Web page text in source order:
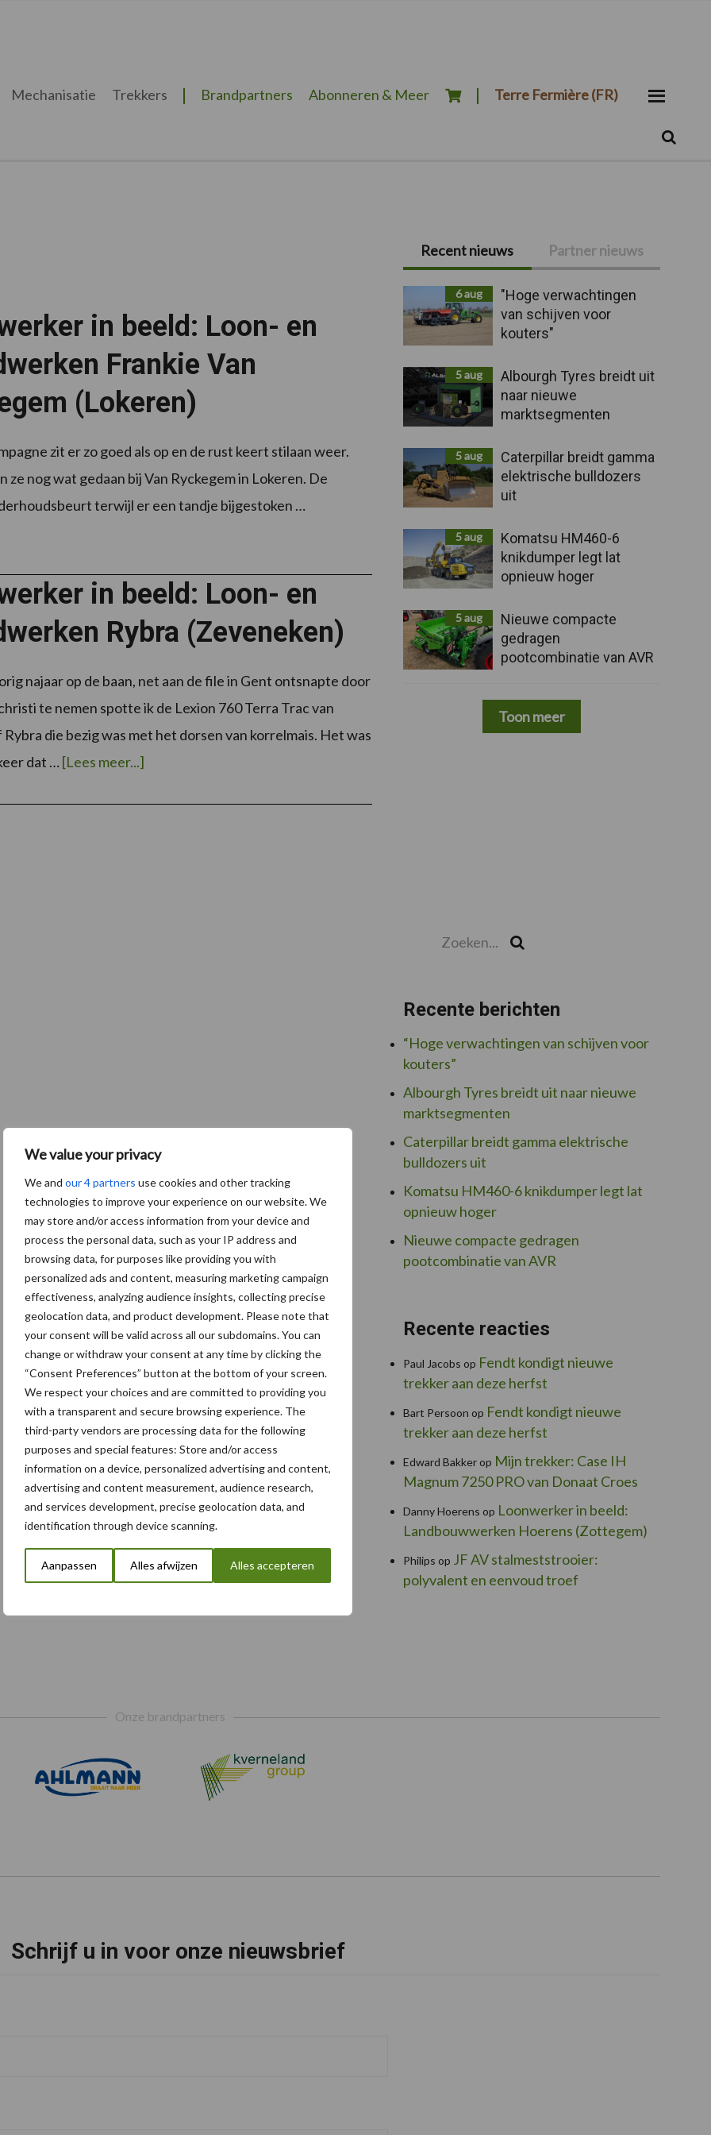
We value your privacy
We and our 4 partners use cookies and other tracking
technologies to improve your experience on our website. We
may store and/or access information from your device and
process the personal data, such as your IP address and
browsing data, for purposes like providing you with
personalized ads and content, measuring marketing campaign
effectiveness, analyzing audience insights, collecting precise
geolocation data, and product development. Please note that
your consent will be valid across all our subdomains. You can
change or withdraw your consent at any time by clicking the
“Consent Preferences” button at the bottom of your screen.
We respect your choices and are committed to providing you
with a transparent and secure browsing experience. The
third-party vendors are processing data for the following
purposes and special features: Store and/or access
information on a device, personalized advertising and content,
advertising and content measurement, audience research,
and services development, precise geolocation data, and
identification through device scanning.
Aanpassen Alles afwijzen Alles accepteren
Mechanisatie Trekkers Brandpartners Abonneren & Meer Terre Fermière (FR)
in beeld: Loon- en
Frankie Van
(Lokeren)
zit er zo goed als op en de rust keert stilaan weer.
ze nog wat gedaan bij Van Ryckegem in Lokeren. De
terwijl er een tandje bijgestoken …
in beeld: Loon- en
Rybra (Zeveneken)
najaar op de baan, net aan de file in Gent ontsnapte door
te nemen spotte ik de Lexion 760 Terra Trac van
die bezig was met het dorsen van korrelmais. Het was
dat … [Lees meer...]overLoonwerker
in
Primaire
Sidebar
Recent nieuws Partner nieuws
6 aug
"Hoge verwachtingen
van schijven voor
kouters"
5 aug
Albourgh Tyres breidt uit
naar nieuwe
marktsegmenten
5 aug
Caterpillar breidt gamma
elektrische bulldozers
uit
5 aug
Komatsu HM460-6
knikdumper legt lat
opnieuw hoger
5 aug
Nieuwe compacte
gedragen
pootcombinatie van AVR
Toon meer
Recente berichten
“Hoge verwachtingen van schijven voor
kouters”
Albourgh Tyres breidt uit naar nieuwe
marktsegmenten
Caterpillar breidt gamma elektrische
bulldozers uit
Komatsu HM460-6 knikdumper legt lat
opnieuw hoger
Nieuwe compacte gedragen
pootcombinatie van AVR
Recente reacties
Paul Jacobs op Fendt kondigt nieuwe
trekker aan deze herfst
Bart Persoon op Fendt kondigt nieuwe
trekker aan deze herfst
Edward Bakkerop Mijn trekker: Case IH
Magnum 7250 PRO van Donaat Croes
Danny Hoerens op Loonwerker in beeld:
Landbouwwerken Hoerens (Zottegem)
Philips op JF AV stalmeststrooier:
polyvalent en eenvoud troef
Onze brandpartners
Schrijf u in voor onze nieuwsbrief